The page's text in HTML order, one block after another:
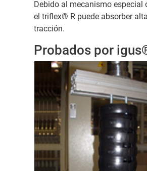
Debido al mecanismo especial
el triflex® R puede absorber
tracción.
Probados por